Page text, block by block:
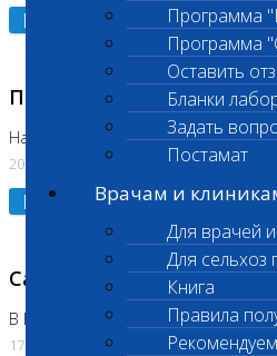
Программа
Программа
Оставить
Бланки
Задать
Постамат
Врачам и
Для врачей
Для сельхоз
Книга
Правила
Подробнее
Приостановлено
На Нагорной
20.07.2026
Подробнее
Санитарный день
В Бутово
17.07.2026